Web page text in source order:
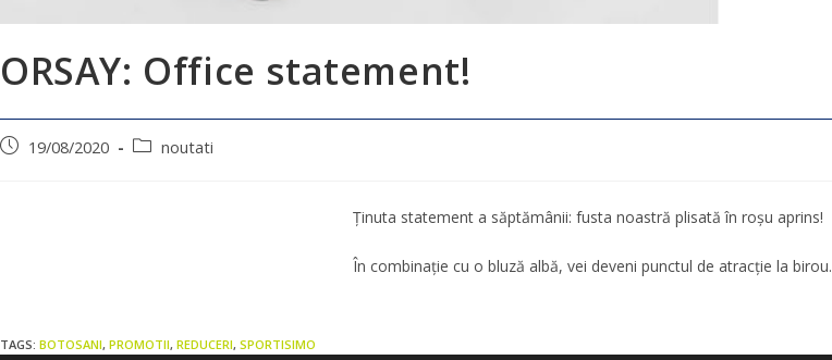
ORSAY: Office statement!
19/08/2020 noutati
Ținuta statement a săptămânii: fusta noastră plisată în roșu aprins!
În combinație cu o bluză albă, vei deveni punctul de atracție la birou.
TAGS: BOTOSANI, PROMOTII, REDUCERI, SPORTISIMO